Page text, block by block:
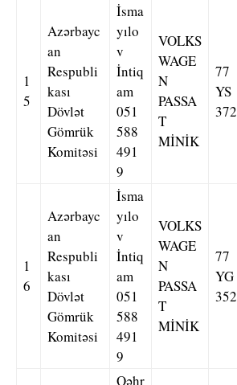
1
5
Azərbayc
an
Respubli
kası
Dövlət
Gömrük
Komitəsi
İsma
yılo
v
İntiq
am
051
588
491
9
VOLKS
WAGE
N
PASSA
T
MİNİK
77
YS
372
1
6
Azərbayc
an
Respubli
kası
Dövlət
Gömrük
Komitəsi
İsma
yılo
v
İntiq
am
051
588
491
9
VOLKS
WAGE
N
PASSA
T
MİNİK
77
YG
352
Qəhr